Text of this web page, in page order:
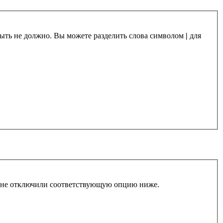
не должно. Вы можете разделить слова символом | для
отключили соответствующую опцию ниже.